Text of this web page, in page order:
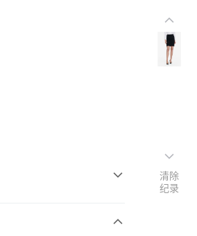
清除
纪录